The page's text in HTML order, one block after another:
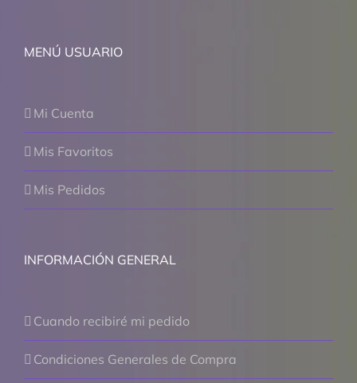
MENÚ USUARIO
Mi Cuenta
Mis Favoritos
Mis Pedidos
INFORMACIÓN GENERAL
Cuando recibiré mi pedido
Condiciones Generales de Compra